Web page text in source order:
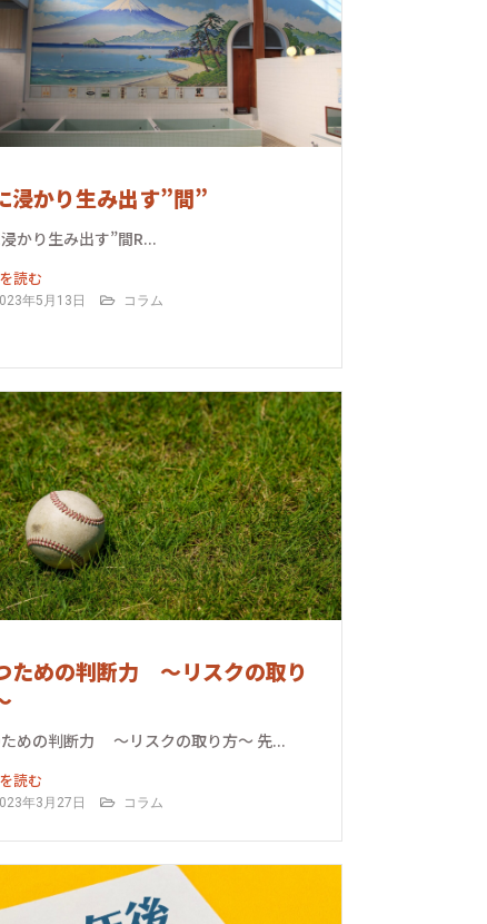
浸かり生み出す”間”
かり生み出す”間R...
読む
年5月13日 コラム
ための判断力 ～リスクの取り
めの判断力 ～リスクの取り方～ 先...
読む
年3月27日 コラム